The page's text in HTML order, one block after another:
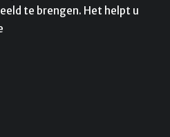
te brengen. Het helpt u